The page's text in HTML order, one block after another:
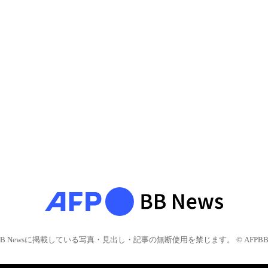
Newsに掲載している写真・見出し・記事の無断使用を禁じます。 © AFPBB